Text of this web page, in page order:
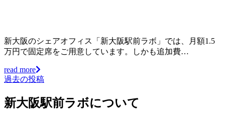
新大阪のシェアオフィス「新大阪駅前ラボ」では、月額1.5
万円で固定席をご用意しています。しかも追加費…
read more
投
稿
過去の投稿
新大阪駅前ラボについて